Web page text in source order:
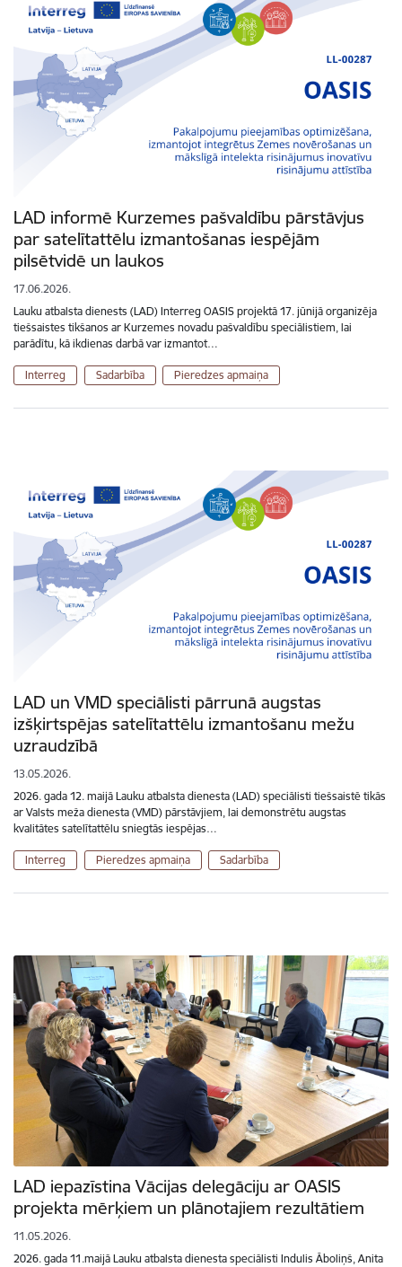
LAD informē Kurzemes pašvaldību pārstāvjus
par satelītattēlu izmantošanas iespējām
pilsētvidē un laukos
17.06.2026.
Lauku atbalsta dienests (LAD) Interreg OASIS projektā 17. jūnijā organizēja
tiešsaistes tikšanos ar Kurzemes novadu pašvaldību speciālistiem, lai
parādītu, kā ikdienas darbā var izmantot…
Interreg Sadarbība Pieredzes apmaiņa
LAD un VMD speciālisti pārrunā augstas
izšķirtspējas satelītattēlu izmantošanu mežu
uzraudzībā
13.05.2026.
2026. gada 12. maijā Lauku atbalsta dienesta (LAD) speciālisti tiešsaistē tikās
ar Valsts meža dienesta (VMD) pārstāvjiem, lai demonstrētu augstas
kvalitātes satelītattēlu sniegtās iespējas…
Interreg Pieredzes apmaiņa Sadarbība
LAD iepazīstina Vācijas delegāciju ar OASIS
projekta mērķiem un plānotajiem rezultātiem
11.05.2026.
2026. gada 11.maijā Lauku atbalsta dienesta speciālisti Indulis Āboliņš, Anita